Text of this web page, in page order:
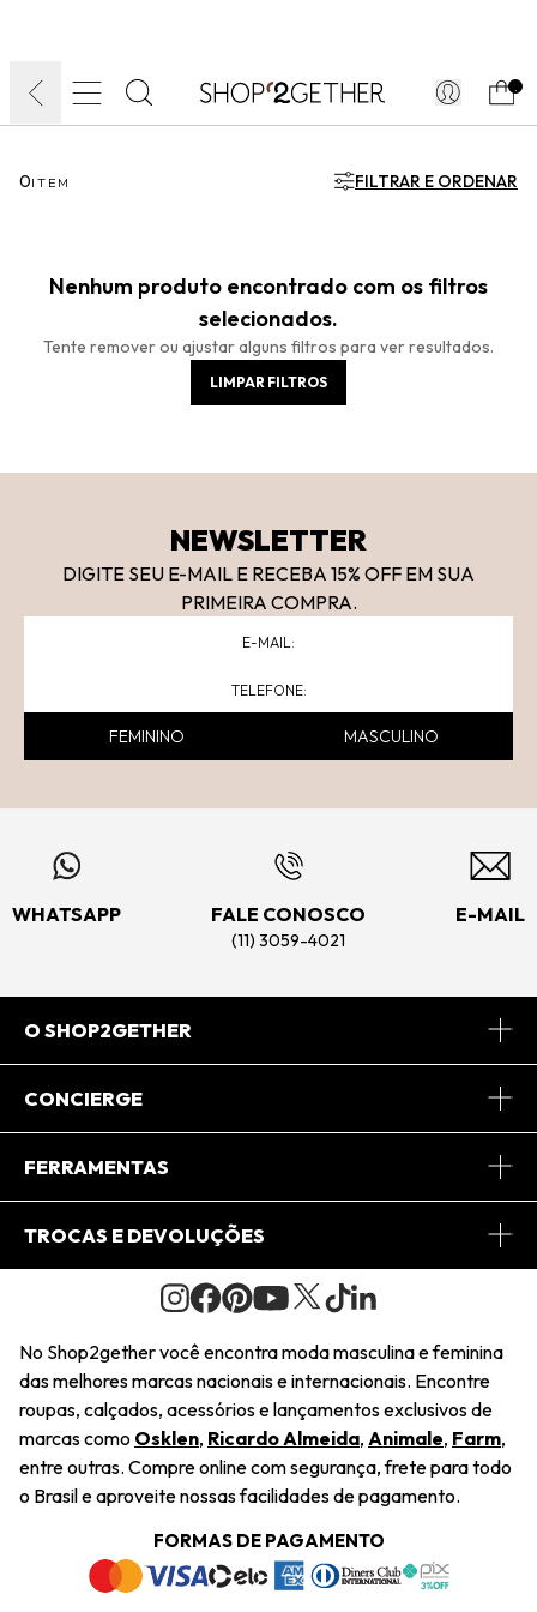
0ITEM FILTRAR E ORDENAR
Nenhum produto encontrado com os filtros
selecionados.
Tente remover ou ajustar alguns filtros para ver resultados.
LIMPAR FILTROS
NEWSLETTER
DIGITE SEU E-MAIL E RECEBA 15% OFF EM SUA
PRIMEIRA COMPRA.
FEMININO MASCULINO
WHATSAPP FALE CONOSCO
(11) 3059-4021
E-MAIL
O SHOP2GETHER
Sobre Nós
Journal
Saiu na Mídia
Sustentabilidade
Navegando
Termos e Condições
CONCIERGE
Central de Relacionamento
Regulamento e Promoções
FERRAMENTAS
Minha Conta
Pedido de Presente
Wishlist
TROCAS E DEVOLUÇÕES
Condições Gerais
Troca Fácil
Restituição de Pagamento
Dúvidas Frequentes
Termos e Condições
Política de Privacidade
No Shop2gether você encontra moda masculina e feminina
das melhores marcas nacionais e internacionais. Encontre
roupas, calçados, acessórios e lançamentos exclusivos de
marcas como Osklen, Ricardo Almeida, Animale, Farm,
entre outras. Compre online com segurança, frete para todo
o Brasil e aproveite nossas facilidades de pagamento.
FORMAS DE PAGAMENTO